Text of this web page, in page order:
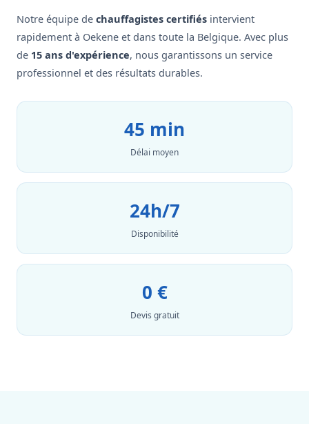
Notre équipe de chauffagistes certifiés intervient
rapidement à Oekene et dans toute la Belgique. Avec plus
de 15 ans d'expérience, nous garantissons un service
professionnel et des résultats durables.
45 min
Délai moyen
24h/7
Disponibilité
0 €
Devis gratuit